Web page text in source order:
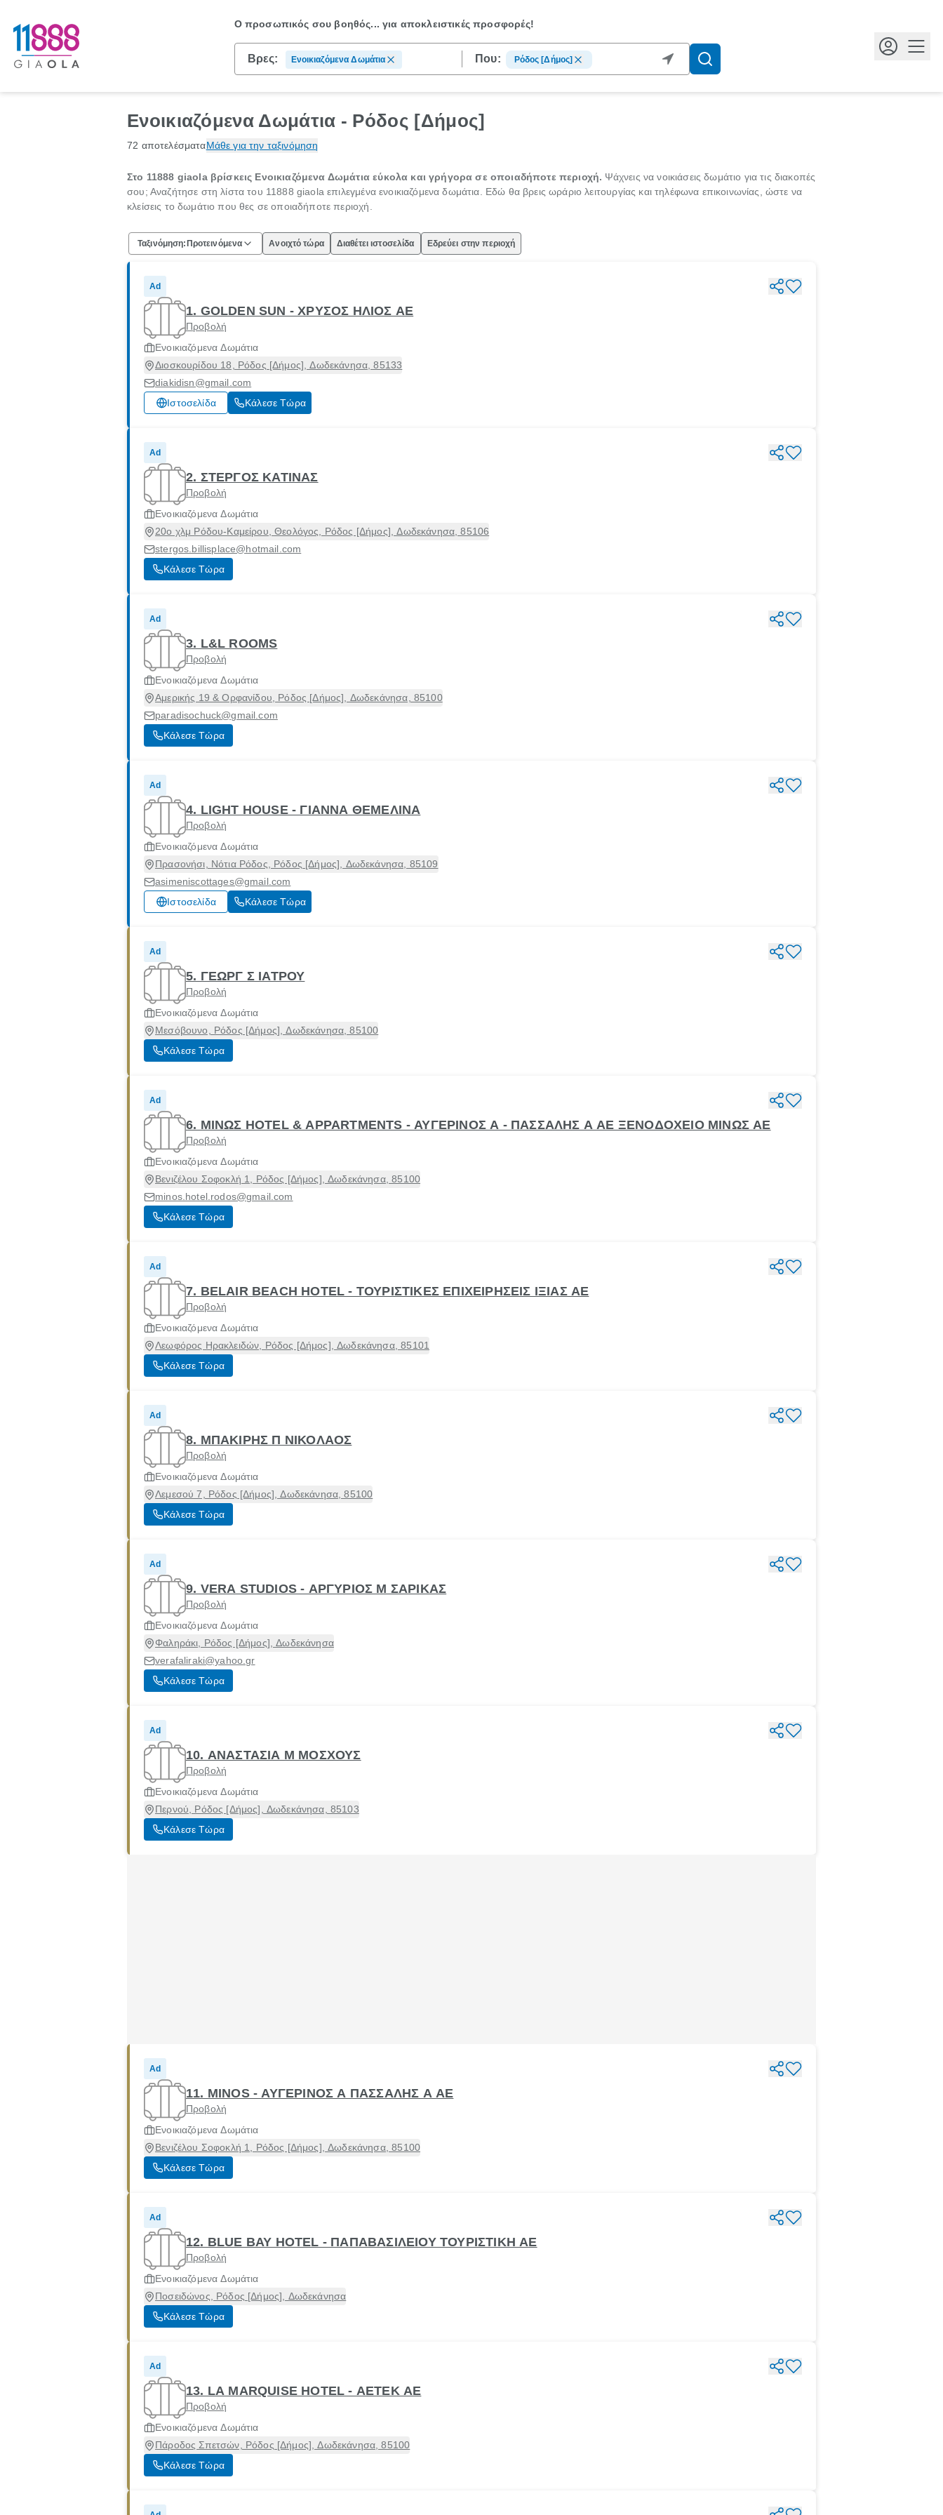
Ο προσωπικός σου βοηθός...για αποκλειστικές προσφορές!
Βρες: Ενοικιαζόμενα Δωμάτια Που: Ρόδος [Δήμος]
Ενοικιαζόμενα Δωμάτια - Ρόδος [Δήμος]
72 αποτελέσματαΜάθε για την ταξινόμηση
Στο 11888 giaola βρίσκεις Ενοικιαζόμενα Δωμάτια εύκολα και γρήγορα σε οποιαδήποτε περιοχή. Ψάχνεις να νοικιάσεις δωμάτιο για τις διακοπές
σου; Αναζήτησε στη λίστα του 11888 giaola επιλεγμένα ενοικιαζόμενα δωμάτια. Εδώ θα βρεις ωράριο λειτουργίας και τηλέφωνα επικοινωνίας, ώστε να
κλείσεις το δωμάτιο που θες σε οποιαδήποτε περιοχή.
Ταξινόμηση: Προτεινόμενα Ανοιχτό τώρα Διαθέτει ιστοσελίδα Εδρεύει στην περιοχή
Ad
1. GOLDEN SUN - ΧΡΥΣΟΣ ΗΛΙΟΣ ΑΕ
Προβολή
Ενοικιαζόμενα Δωμάτια
Διοσκουρίδου 18, Ρόδος [Δήμος], Δωδεκάνησα, 85133
diakidisn@gmail.com
Ιστοσελίδα
Κάλεσε Τώρα
Ad
2. ΣΤΕΡΓΟΣ ΚΑΤΙΝΑΣ
Προβολή
Ενοικιαζόμενα Δωμάτια
20ο χλμ Ρόδου-Καμείρου, Θεολόγος, Ρόδος [Δήμος], Δωδεκάνησα, 85106
stergos.billisplace@hotmail.com
Κάλεσε Τώρα
Ad
3. L&L ROOMS
Προβολή
Ενοικιαζόμενα Δωμάτια
Αμερικής 19 & Ορφανίδου, Ρόδος [Δήμος], Δωδεκάνησα, 85100
paradisochuck@gmail.com
Κάλεσε Τώρα
Ad
4. LIGHT HOUSE - ΓΙΑΝΝΑ ΘΕΜΕΛΙΝΑ
Προβολή
Ενοικιαζόμενα Δωμάτια
Πρασονήσι, Νότια Ρόδος, Ρόδος [Δήμος], Δωδεκάνησα, 85109
asimeniscottages@gmail.com
Ιστοσελίδα
Κάλεσε Τώρα
Ad
5. ΓΕΩΡΓ Σ ΙΑΤΡΟΥ
Προβολή
Ενοικιαζόμενα Δωμάτια
Μεσόβουνο, Ρόδος [Δήμος], Δωδεκάνησα, 85100
Κάλεσε Τώρα
Ad
6. ΜΙΝΩΣ HOTEL & APPARTMENTS - ΑΥΓΕΡΙΝΟΣ Α - ΠΑΣΣΑΛΗΣ Α ΑΕ ΞΕΝΟΔΟΧΕΙΟ ΜΙΝΩΣ ΑΕ
Προβολή
Ενοικιαζόμενα Δωμάτια
Βενιζέλου Σοφοκλή 1, Ρόδος [Δήμος], Δωδεκάνησα, 85100
minos.hotel.rodos@gmail.com
Κάλεσε Τώρα
Ad
7. BELAIR BEACH HOTEL - ΤΟΥΡΙΣΤΙΚΕΣ ΕΠΙΧΕΙΡΗΣΕΙΣ ΙΞΙΑΣ ΑΕ
Προβολή
Ενοικιαζόμενα Δωμάτια
Λεωφόρος Ηρακλειδών, Ρόδος [Δήμος], Δωδεκάνησα, 85101
Κάλεσε Τώρα
Ad
8. ΜΠΑΚΙΡΗΣ Π ΝΙΚΟΛΑΟΣ
Προβολή
Ενοικιαζόμενα Δωμάτια
Λεμεσού 7, Ρόδος [Δήμος], Δωδεκάνησα, 85100
Κάλεσε Τώρα
Ad
9. VERA STUDIOS - ΑΡΓΥΡΙΟΣ Μ ΣΑΡΙΚΑΣ
Προβολή
Ενοικιαζόμενα Δωμάτια
Φαληράκι, Ρόδος [Δήμος], Δωδεκάνησα
verafaliraki@yahoo.gr
Κάλεσε Τώρα
Ad
10. ΑΝΑΣΤΑΣΙΑ Μ ΜΟΣΧΟΥΣ
Προβολή
Ενοικιαζόμενα Δωμάτια
Περνού, Ρόδος [Δήμος], Δωδεκάνησα, 85103
Κάλεσε Τώρα
Ad
11. MINOS - ΑΥΓΕΡΙΝΟΣ Α ΠΑΣΣΑΛΗΣ Α ΑΕ
Προβολή
Ενοικιαζόμενα Δωμάτια
Βενιζέλου Σοφοκλή 1, Ρόδος [Δήμος], Δωδεκάνησα, 85100
Κάλεσε Τώρα
Ad
12. BLUE BAY HOTEL - ΠΑΠΑΒΑΣΙΛΕΙΟΥ ΤΟΥΡΙΣΤΙΚΗ ΑΕ
Προβολή
Ενοικιαζόμενα Δωμάτια
Ποσειδώνος, Ρόδος [Δήμος], Δωδεκάνησα
Κάλεσε Τώρα
Ad
13. LA MARQUISE HOTEL - ΑΕΤΕΚ ΑΕ
Προβολή
Ενοικιαζόμενα Δωμάτια
Πάροδος Σπετσών, Ρόδος [Δήμος], Δωδεκάνησα, 85100
Κάλεσε Τώρα